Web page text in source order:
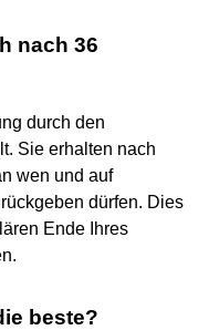
nach 36
durch den
Sie erhalten nach
wen und auf
dürfen. Dies
Ende Ihres
beste?